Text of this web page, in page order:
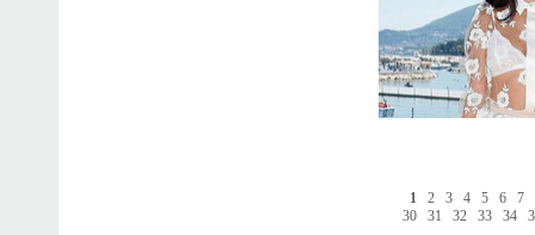
1 2 3 4 5 6
7
30
31 32 33 34